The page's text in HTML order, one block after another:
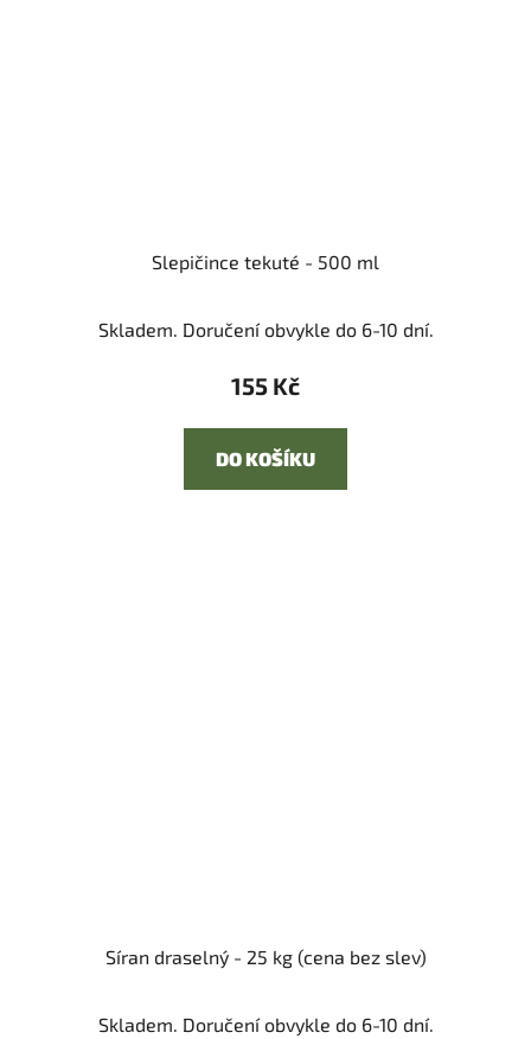
Slepičince tekuté - 500 ml
Skladem. Doručení obvykle do 6-10 dní.
155 Kč
DO KOŠÍKU
Síran draselný - 25 kg (cena bez slev)
Skladem. Doručení obvykle do 6-10 dní.